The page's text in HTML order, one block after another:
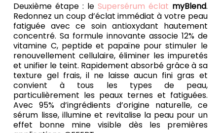
Deuxième étape : le Supersérum éclat myBlend.
Redonnez un coup d’éclat immédiat à votre peau
fatiguée avec ce soin antioxydant hautement
concentré. Sa formule innovante associe 12% de
vitamine C, peptide et papaïne pour stimuler le
renouvellement cellulaire, éliminer les impuretés
et unifier le teint. Rapidement absorbé grâce à sa
texture gel frais, il ne laisse aucun fini gras et
convient à tous les types de peau,
particulièrement les peaux ternes et fatiguées.
Avec 95% d’ingrédients d’origine naturelle, ce
sérum lisse, illumine et revitalise la peau pour un
effet bonne mine visible dès les premières